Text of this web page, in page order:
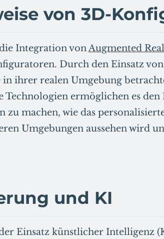
von 3D-
Integration vonAugmented
Durch den Einsatz
ihrer realen Umgebung
Technologien ermöglichen es den
zu machen, wie das
Umgebungen aussehen wird
und KI
Einsatz künstlicher Intelligenz